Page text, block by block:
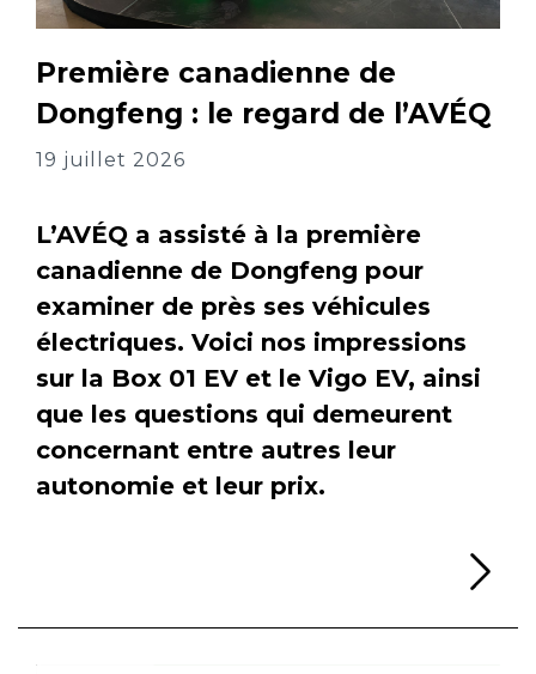
Première canadienne de
Dongfeng : le regard de l’AVÉQ
19 juillet 2026
L’AVÉQ a assisté à la première
canadienne de Dongfeng pour
examiner de près ses véhicules
électriques. Voici nos impressions
sur la Box 01 EV et le Vigo EV, ainsi
que les questions qui demeurent
concernant entre autres leur
autonomie et leur prix.